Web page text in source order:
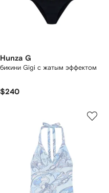
Hunza G
бикини Gigi с жатым эффектом
$240